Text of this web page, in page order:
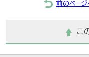
前のページ
こ